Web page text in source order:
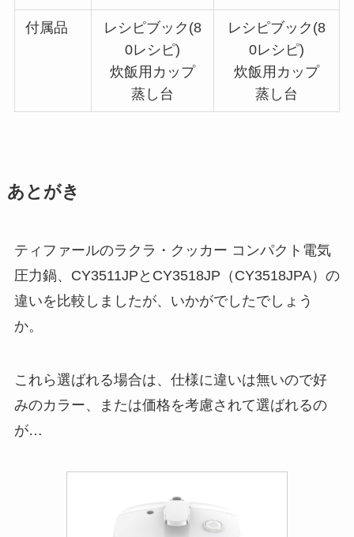
付属品
レシピブック(8
0レシピ)
炊飯用カップ
蒸し台
レシピブック(8
0レシピ)
炊飯用カップ
蒸し台
あとがき
ティファールのラクラ・クッカー コンパクト電気
圧力鍋、CY3511JPとCY3518JP（CY3518JPA）の
違いを比較しましたが、いかがでしたでしょう
か。
これら選ばれる場合は、仕様に違いは無いので好
みのカラー、または価格を考慮されて選ばれるの
が…